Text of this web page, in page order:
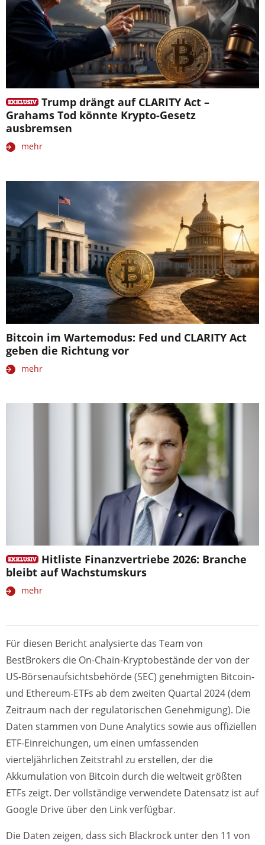
Trump drängt auf CLARITY Act –
Grahams Tod könnte Krypto-Gesetz
ausbremsen
mehr
Bitcoin im Wartemodus: Fed und CLARITY Act
geben die Richtung vor
mehr
Hitliste Finanzvertriebe 2026: Branche
bleibt auf Wachstumskurs
mehr
Für diesen Bericht analysierte das Team von
BestBrokers die On-Chain-Kryptobestände der von der
US-Börsenaufsichtsbehörde (SEC) genehmigten Bitcoin-
und Ethereum-ETFs ab dem zweiten Quartal 2024 (dem
Zeitraum nach der regulatorischen Genehmigung). Die
Daten stammen von Dune Analytics sowie aus offiziellen
ETF-Einreichungen, um einen umfassenden
vierteljährlichen Zeitstrahl zu erstellen, der die
Akkumulation von Bitcoin durch die weltweit größten
ETFs zeigt. Der vollständige verwendete Datensatz ist auf
Google Drive über den Link verfügbar.
Die Daten zeigen, dass sich Blackrock unter den 11 von